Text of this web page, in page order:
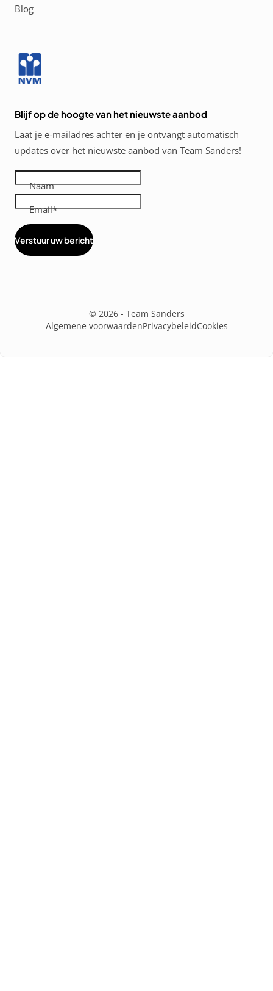
Blog
Blijf op de hoogte van het nieuwste aanbod
Laat je e-mailadres achter en je ontvangt automatisch
updates over het nieuwste aanbod van Team Sanders!
Naam
Email
Verstuur uw bericht
© 2026 - Team Sanders
Algemene voorwaardenPrivacybeleidCookies